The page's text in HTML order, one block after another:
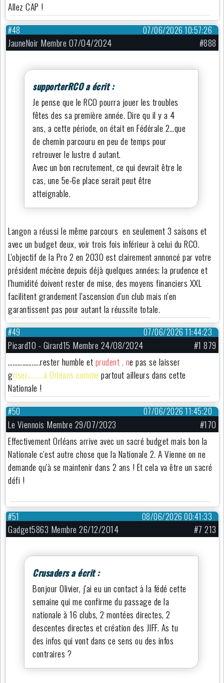
Allez CAP !
07/06/2026 10:57:26
#48
JauneNoir Membre 07/04/2024 #888
supporterRCO a écrit :
Je pense que le RCO pourra jouer les troubles
fêtes des sa première année. Dire qu il y a 4
ans, a cette période, on était en Fédérale 2…que
de chemin parcouru en peu de temps pour
retrouver le lustre d autant.
Avec un bon recrutement, ce qui devrait être le
cas, une 5e-6e place serait peut être
atteignable.
Langon a réussi le même parcours en seulement 3 saisons et
avec un budget deux, voir trois fois inférieur à celui du RCO.
L'objectif de la Pro 2 en 2030 est clairement annoncé par votre
président mécène depuis déjà quelques années; la prudence et
l'humidité doivent rester de mise, des moyens financiers XXL
facilitent grandement l'ascension d'un club mais n'en
garantissent pas pour autant la réussite totale.
07/06/2026 11:44:23
#49
Picard10 - Girard15 Membre 24/08/2024
#1 879
………………..rester humble etprudent , ne pas se laisser
griser……….à Orléans comme partout ailleurs dans cette
Nationale !
07/06/2026 11:45:20
#50
Le Viennois Membre 29/07/2023
#170
Effectivement Orléans arrive avec un sacré budget mais bon la
Nationale c'est autre chose que la Nationale 2. A Vienne on ne
demande qu'à se maintenir dans 2 ans ! Et cela va être un sacré
défi !
08/06/2026 00:41:33
#51
Gadget5863 Membre 26/12/2014 #7 213
Crusaders a écrit :
Bonjour Olivier, j'ai eu un contact à la fédé cette
semaine qui me confirme du passage de la
nationale à 16 clubs, 2 montées directes, 2
descentes directes et création des JIFF. As tu
des infos qui vont dans ce sens ou des infos
contraires ?